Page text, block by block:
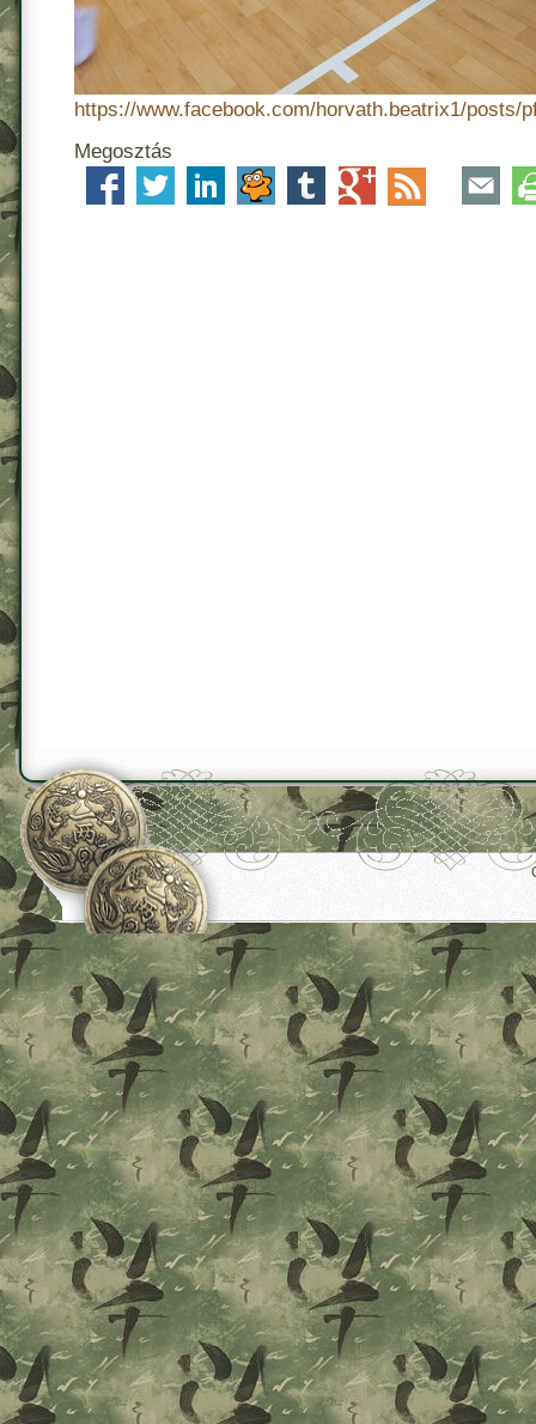
https://www.facebook.com/horvath.beatrix1/posts/
Megosztás